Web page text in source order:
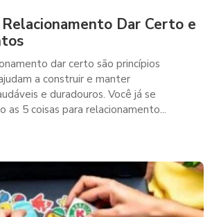
Relacionamento Dar Certo e
dar certo são princípios
a construir e manter
e duradouros. Você já se
as 5 coisas para relacionamento...